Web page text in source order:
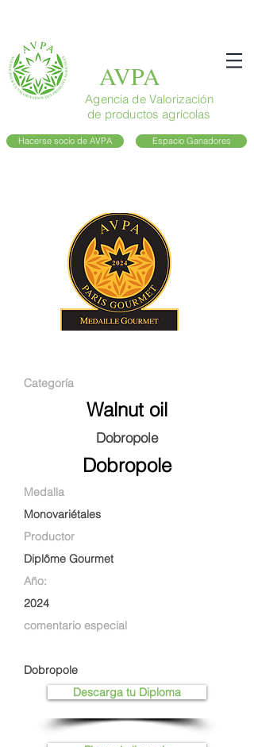
AVPA
Agencia de Valorización
de productos agrícolas
Hacerse socio de AVPA Espacio Ganadores
Categoría
Walnut oil
Dobropole
Dobropole
Medalla
Monovariétales
Productor
Diplôme Gourmet
Año:
2024
comentario especial
Dobropole
Descarga tu Diploma